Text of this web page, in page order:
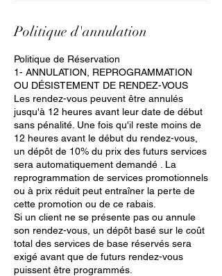
Politique d'annulation
Politique de Réservation
1- ANNULATION, REPROGRAMMATION
OU DÉSISTEMENT DE RENDEZ-VOUS
Les rendez-vous peuvent être annulés
jusqu'à 12 heures avant leur date de début
sans pénalité. Une fois qu'il reste moins de
12 heures avant le début du rendez-vous,
un dépôt de 10% du prix des futurs services
sera automatiquement demandé . La
reprogrammation de services promotionnels
ou à prix réduit peut entraîner la perte de
cette promotion ou de ce rabais.
Si un client ne se présente pas ou annule
son rendez-vous, un dépôt basé sur le coût
total des services de base réservés sera
exigé avant que de futurs rendez-vous
puissent être programmés.